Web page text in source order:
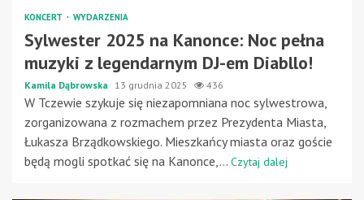
KONCERT WYDARZENIA
Sylwester 2025 na Kanonce: Noc pełna
muzyki z legendarnym DJ-em Diabllo!
Kamila Dąbrowska 13 grudnia 2025 436
W Tczewie szykuje się niezapomniana noc sylwestrowa,
zorganizowana z rozmachem przez Prezydenta Miasta,
Łukasza Brządkowskiego. Mieszkańcy miasta oraz goście
będą mogli spotkać się na Kanonce,... Czytaj dalej